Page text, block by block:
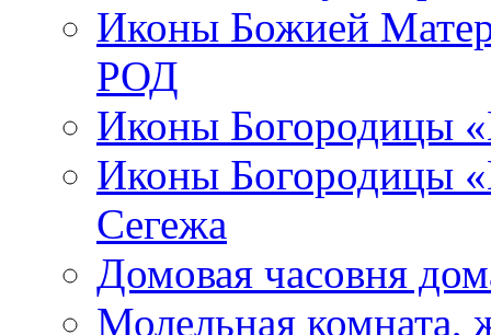
Иконы Божией
РОД
Иконы Богородицы
Иконы Богородицы
Сегежа
Домовая часовня
Молельная комната,